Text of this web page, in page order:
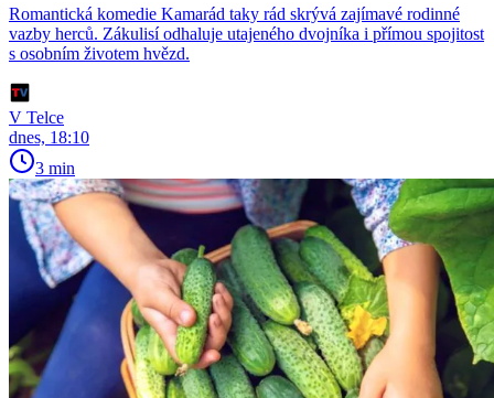
Romantická komedie Kamarád taky rád skrývá zajímavé rodinné
vazby herců. Zákulisí odhaluje utajeného dvojníka i přímou spojitost
s osobním životem hvězd.
V Telce
dnes, 18:10
3 min